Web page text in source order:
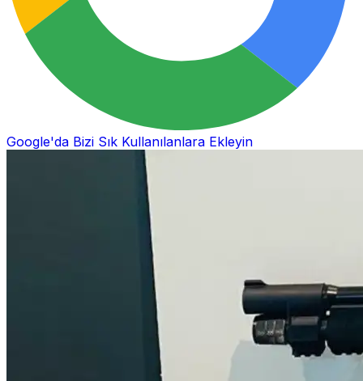
Google'da Bizi Sık Kullanılanlara Ekleyin